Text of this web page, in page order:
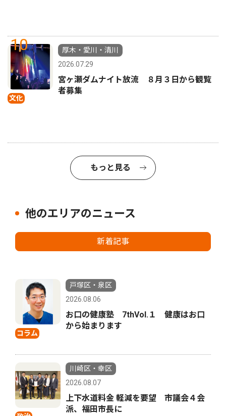
10
文化
厚木・愛川・清川
2026.07.29
宮ヶ瀬ダムナイト放流 ８月３日から観覧
者募集
もっと見る
他のエリアのニュース
新着記事
コラム
戸塚区・泉区
2026.08.06
お口の健康塾 7thVol.１ 健康はお口
から始まります
川崎区・幸区
2026.08.07
上下水道料金 軽減を要望 市議会４会
派、福田市長に